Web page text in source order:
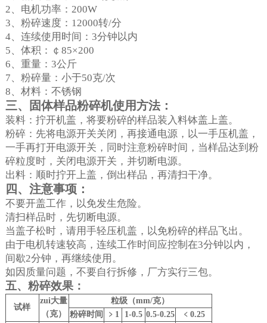
2、电机功率： 200W
3、粉碎速度： 12000转/分
4、连续使用时间： 3分钟以内
5、体积：￠ 85×200
6、重量： 3公斤
7、粉碎量：小于50克/次
8、材料：不锈钢
三、固体样品粉碎机使用方法：
装料：拧开机盖，将要粉碎的样品装入料钵盖上盖。
粉碎：先将电源开关关闭，再接通电源，以一手压机盖，
一手再打开电源开关，同时注意粉碎时间，当样品达到粉
碎粒度时，关闭电源开关，并切断电源。
出料：顺时拧开上盖，倒出样品，再清扫干净。
四、注意事项：
不要开盖工作，以免发生危险。
清扫样品时，先切断电源。
当盖子松时，请用手轻压机盖，以免粉碎的样品飞出。
由于电机转速较高，连续工作时间应控制在3分钟以内，
间歇2分钟，再继续使用。
如因质量问题，不要自行拆修，厂方实行三包。
五、粉碎效果：
试样
zui大量
（克）
粒级（mm/克）
粉碎时间
﹥ 1 1-0.5 0.5-0.25 ﹤0.25